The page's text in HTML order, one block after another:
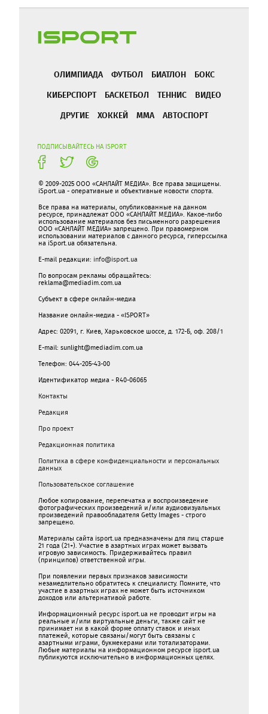
ОЛИМПИАДА ФУТБОЛ БИАТЛОН
БОКС
КИБЕРСПОРТ
БАСКЕТБОЛ ТЕННИС
ВИДЕО
ДРУГИЕ
ХОККЕЙ ММА АВТОСПОРТ
ПОДПИСЫВАЙТЕСЬ НА ISPORT
© 2009-2025 ООО «САНЛАЙТ МЕДИА». Все права защищены.
iSport.ua - оперативные и объективные новости спорта.
Все права на материалы, опубликованные на данном
ресурсе, принадлежат ООО «САНЛАЙТ МЕДИА». Какое-либо
использование материалов без письменного разрешения
ООО «САНЛАЙТ МЕДИА» запрещено. При правомерном
использовании материалов с данного ресурса, гиперссылка
на iSport.ua обязательна.
E-mail редакции: info@isport.ua
По вопросам рекламы обращайтесь:
reklama@mediadim.com.ua
Субъект в сфере онлайн-медиа
Название онлайн-медиа - «ISPORT»
Адрес: 02091, г. Киев, Харьковское шоссе, д. 172-Б, оф. 208/1
E-mail: sunlight@mediadim.com.ua
Телефон: 044-205-43-00
Идентификатор медиа - R40-06065
Контакты
Редакция
Про проект
Редакционная политика
Политика в сфере конфиденциальности и персональных
данных
Пользовательское соглашение
Любое копирование, перепечатка и воспроизведение
фотографических произведений и/или аудиовизуальных
произведений правообладателя Getty Images - строго
запрещено.
Материалы сайта isport.ua предназначены для лиц старше
21 года (21+). Участие в азартных играх может вызвать
игровую зависимость. Придерживайтесь правил
(принципов) ответственной игры.
При появлении первых признаков зависимости
незамедлительно обратитесь к специалисту. Помните, что
участие в азартных играх не может быть источником
доходов или альтернативой работе.
Информационный ресурс isport.ua не проводит игры на
реальные и/или виртуальные деньги, также сайт не
принимает ни в какой форме oплaту ставок и иных
платежей, которые связаны/могут быть связаны c
азартными игрaми, букмекерами или тотализаторами.
Любые материалы на информационном ресурсе isport.ua
публикуютcя исключительно в информационных целях.